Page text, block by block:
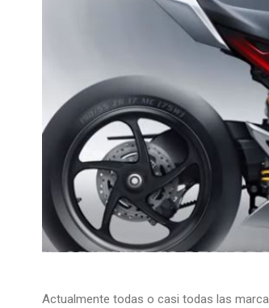
Actualmente todas o casi todas las